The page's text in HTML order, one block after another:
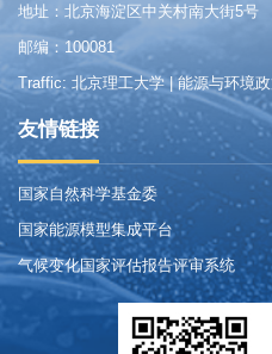
地址：北京海淀区中关村南大街5号
邮编：100081
Traffic: 北京理工大学 | 能源与环境
友情链接
国家自然科学基金委
国家能源模型集成平台
气候变化国家评估报告评审系统